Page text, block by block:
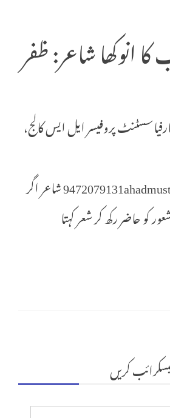
انوکھا شاعر: ظفر
پروفیسر ایل ایس کالج،
9472079131ahadmustafiz@gmail.com شاعر اگر
کو حاضر رکھ کر شعر کہتا
کریں